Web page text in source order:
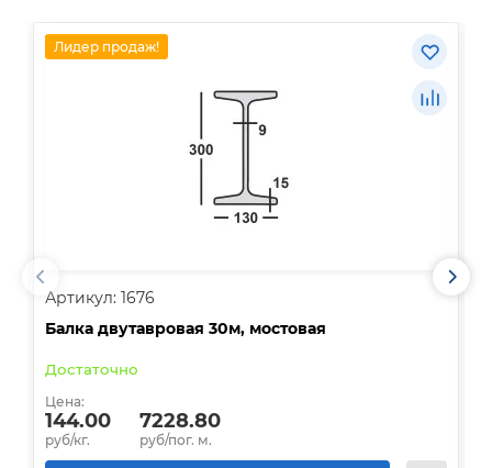
Лидер продаж!
Артикул: 1676
Балка двутавровая 30м, мостовая
Достаточно
Цена:
144.00
руб/кг.
7228.80
руб/пог. м.